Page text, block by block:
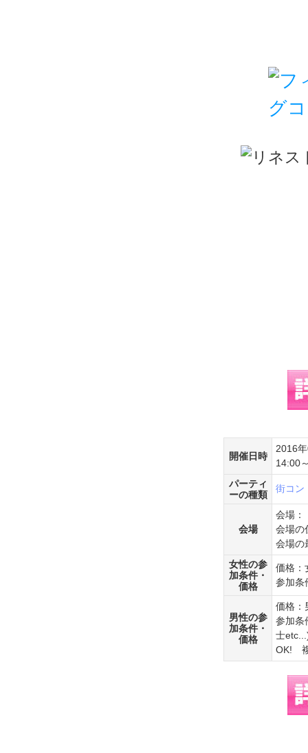
開催日時
2016
14:00
パーティ
ーの種類
街コン
会場
会場：
会場の
会場の
女性の参
加条件・
価格
価格：
参加
男性の参
加条件・
価格
価格：
参加条
士
OK!